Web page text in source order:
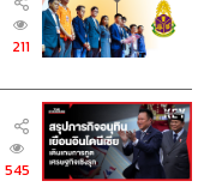
ดือนโดยที่ FSG มอง
ด้วยจริงๆ ทำให้มี
พื่อหวังจะเกลี้ยกล่อม
211
545